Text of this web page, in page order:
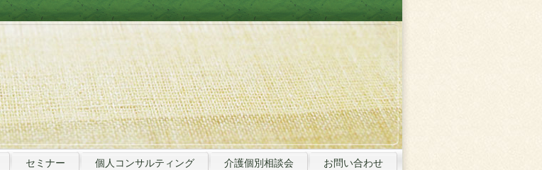
セミナー 個人コンサルティング 介護個別相談会 お問い合わせ